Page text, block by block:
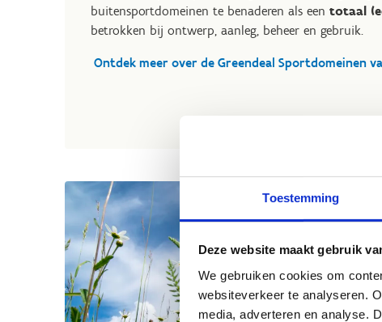
Toestemming
Deze website maakt gebruik
We gebruiken cookies om
websiteverkeer te analyseren.
media, adverteren en analyse.
buitensportdomeinen te benaderen als een totaal
betrokken bij ontwerp, aanleg, beheer en gebruik.
Ontdek meer over de Greendeal Sportdomeinen